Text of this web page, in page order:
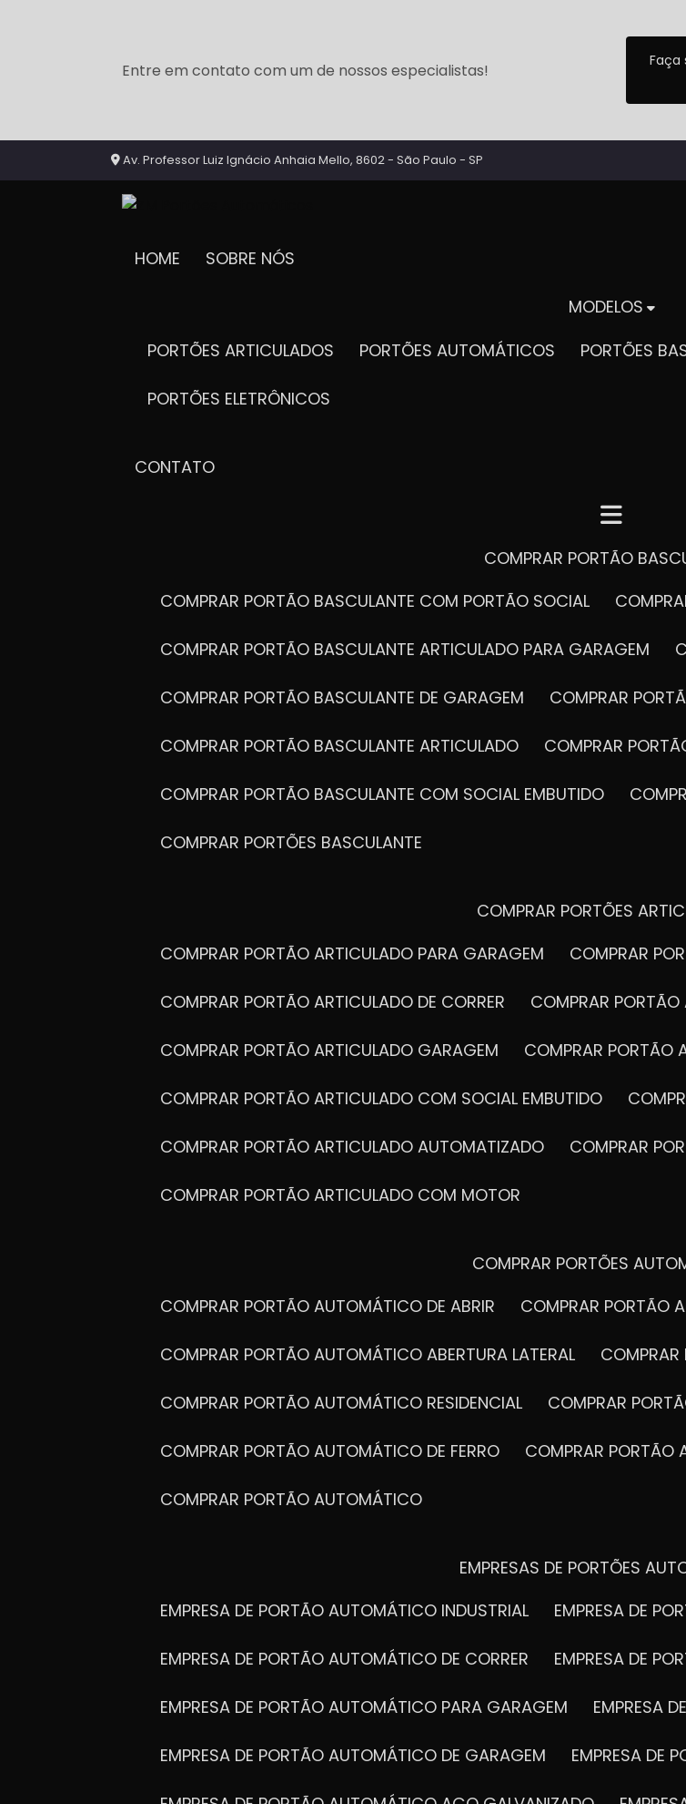
Entre em contato com um de nossos especialistas!
Faça
Av. Professor Luiz Ignácio Anhaia Mello, 8602 - São Paulo - SP
HOME SOBRE NÓS
MODELOS
PORTÕES ARTICULADOS
PORTÕES AUTOMÁTICOS PORTÕES
PORTÕES ELETRÔNICOS
CONTATO
COMPRAR PORTÃO
COMPRAR PORTÃO BASCULANTE COM PORTÃO SOCIAL
COMPRAR PORTÃO BASCULANTE ARTICULADO PARA GARAGEM
COMPRAR PORTÃO BASCULANTE DE GARAGEM COMPRAR
COMPRAR PORTÃO BASCULANTE ARTICULADO COMPRAR
COMPRAR PORTÃO BASCULANTE COM SOCIAL EMBUTIDO
COMPRAR PORTÕES BASCULANTE
COMPRAR PORTÕES
COMPRAR PORTÃO ARTICULADO PARA GARAGEM
COMPRAR
COMPRAR PORTÃO ARTICULADO DE CORRER COMPRAR
COMPRAR PORTÃO ARTICULADO GARAGEM COMPRAR PORTÃO
COMPRAR PORTÃO ARTICULADO COM SOCIAL EMBUTIDO
COMPRAR PORTÃO ARTICULADO AUTOMATIZADO COMPRAR
COMPRAR PORTÃO ARTICULADO COM MOTOR
COMPRAR PORTÕES
COMPRAR PORTÃO AUTOMÁTICO DE ABRIR
COMPRAR
COMPRAR PORTÃO AUTOMÁTICO ABERTURA LATERAL
COMPRAR PORTÃO AUTOMÁTICO RESIDENCIAL COMPRAR
COMPRAR PORTÃO AUTOMÁTICO DE FERRO COMPRAR
COMPRAR PORTÃO AUTOMÁTICO
EMPRESAS DE PORTÕES
EMPRESA DE PORTÃO AUTOMÁTICO INDUSTRIAL
EMPRESA DE
EMPRESA DE PORTÃO AUTOMÁTICO DE CORRER EMPRESA DE
EMPRESA DE PORTÃO AUTOMÁTICO PARA GARAGEM EMPRESA
EMPRESA DE PORTÃO AUTOMÁTICO DE GARAGEM EMPRESA DE